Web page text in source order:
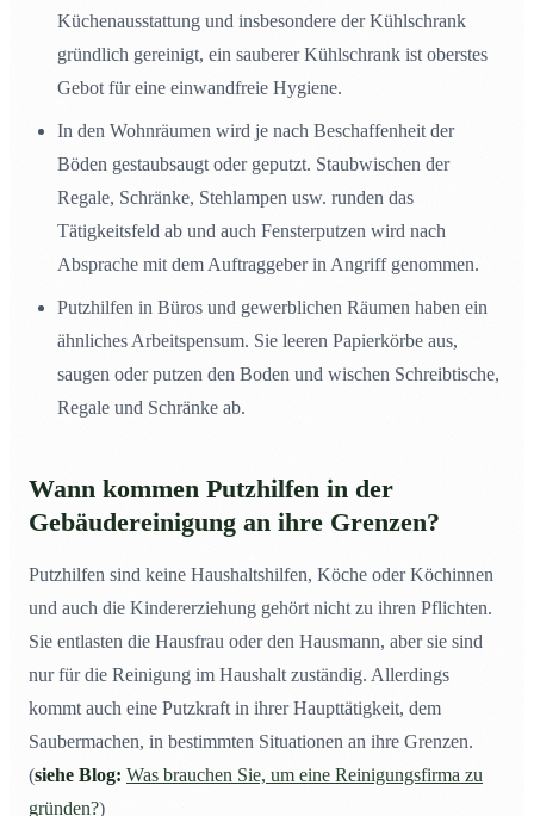
Küchenausstattung und insbesondere der Kühlschrank
gründlich gereinigt, ein sauberer Kühlschrank ist oberstes
Gebot für eine einwandfreie Hygiene.
In den Wohnräumen wird je nach Beschaffenheit der
Böden gestaubsaugt oder geputzt. Staubwischen der
Regale, Schränke, Stehlampen usw. runden das
Tätigkeitsfeld ab und auch Fensterputzen wird nach
Absprache mit dem Auftraggeber in Angriff genommen.
Putzhilfen in Büros und gewerblichen Räumen haben ein
ähnliches Arbeitspensum. Sie leeren Papierkörbe aus,
saugen oder putzen den Boden und wischen Schreibtische,
Regale und Schränke ab.
Wann kommen Putzhilfen in der
Gebäudereinigung an ihre Grenzen?
Putzhilfen sind keine Haushaltshilfen, Köche oder Köchinnen
und auch die Kindererziehung gehört nicht zu ihren Pflichten.
Sie entlasten die Hausfrau oder den Hausmann, aber sie sind
nur für die Reinigung im Haushalt zuständig. Allerdings
kommt auch eine Putzkraft in ihrer Haupttätigkeit, dem
Saubermachen, in bestimmten Situationen an ihre Grenzen.
(siehe Blog: Was brauchen Sie, um eine Reinigungsfirma zu
gründen?)